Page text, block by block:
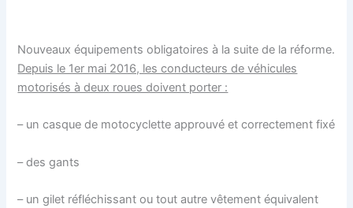
Nouveaux équipements obligatoires à la suite de la réforme.
Depuis le 1er mai 2016, les conducteurs de véhicules
motorisés à deux roues doivent porter :
– un casque de motocyclette approuvé et correctement fixé
– des gants
– un gilet réfléchissant ou tout autre vêtement équivalent